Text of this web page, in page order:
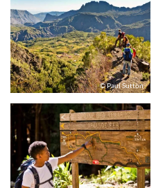
© Paul Sutton